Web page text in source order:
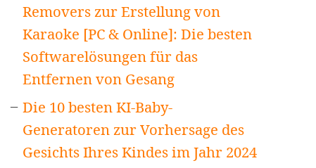
Removers zur Erstellung von
Karaoke [PC & Online]: Die besten
Softwarelösungen für das
Entfernen von Gesang
Die 10 besten KI-Baby-
Generatoren zur Vorhersage des
Gesichts Ihres Kindes im Jahr 2024